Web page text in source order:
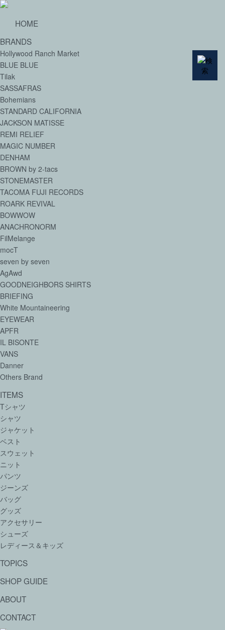
HOME
BRANDS
Hollywood Ranch Market
BLUE BLUE
Tilak
SASSAFRAS
Bohemians
STANDARD CALIFORNIA
JACKSON MATISSE
REMI RELIEF
MAGIC NUMBER
DENHAM
BROWN by 2-tacs
STONEMASTER
TACOMA FUJI RECORDS
ROARK REVIVAL
BOWWOW
ANACHRONORM
FilMelange
mocT
seven by seven
AgAwd
GOODNEIGHBORS SHIRTS
BRIEFING
White Mountaineering
EYEWEAR
APFR
IL BISONTE
VANS
Danner
Others Brand
ITEMS
Tシャツ
シャツ
ジャケット
ベスト
スウェット
ニット
パンツ
ジーンズ
バッグ
グッズ
アクセサリー
シューズ
レディース＆キッズ
TOPICS
SHOP GUIDE
ABOUT
CONTACT